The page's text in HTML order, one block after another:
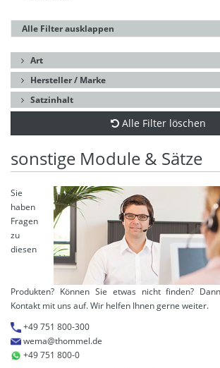
Alle Filter ausklappen
Art
Hersteller / Marke
Satzinhalt
Alle Filter löschen
sonstige Module & Sätze
Sie
haben
Fragen
zu
diesen
Produkten? Können Sie etwas nicht finden?
Kontakt mit uns auf. Wir helfen Ihnen gerne weiter.
+49 751 800-300
wema@thommel.de
+49 751 800-0